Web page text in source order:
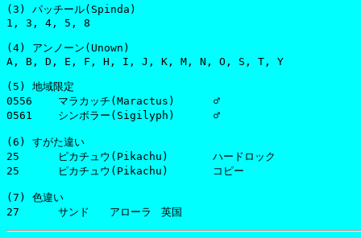
(3) パッチール(Spinda)
1, 3, 4, 5, 8
(4) アンノーン(Unown)
A, B, D, E, F, H, I, J, K, M, N, O, S, T, Y
(5) 地域限定
0556	マラカッチ(Maractus)      ♂
0561	シンボラー(Sigilyph)      ♂
(6) すがた違い
25	ピカチュウ(Pikachu)	ハードロック
25	ピカチュウ(Pikachu)	コピー
(7) 色違い